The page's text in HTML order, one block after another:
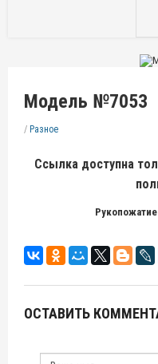
Модель №7053
/ Разное
Ссылка доступна
Рукопожатие
ОСТАВИТЬ